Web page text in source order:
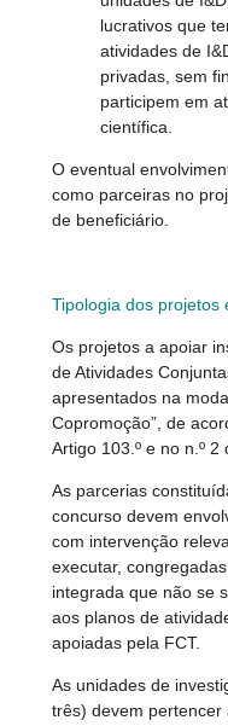
lucrativos que
atividades de
privadas, sem
participem em
científica.
O eventual
como parceiras no
de beneficiário.
Tipologia dos projetos
Os projetos a apoiar
de Atividades
apresentados na
Copromoção”, de
Artigo 103.º e no n.º 2
As parcerias
concurso devem
com intervenção
executar,
integrada que não se
aos planos de
apoiadas pela FCT.
As unidades de
três) devem pertencer